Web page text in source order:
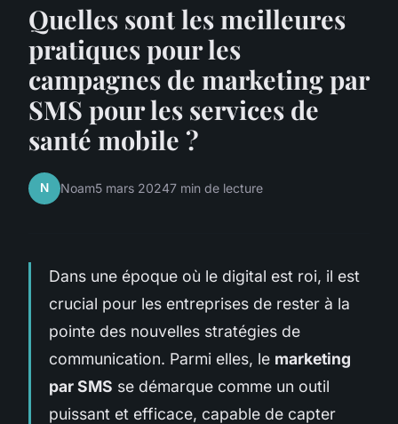
Quelles sont les meilleures
pratiques pour les
campagnes de marketing par
SMS pour les services de
santé mobile ?
N Noam5 mars 20247 min de lecture
Dans une époque où le digital est roi, il est
crucial pour les entreprises de rester à la
pointe des nouvelles stratégies de
communication. Parmi elles, le marketing
par SMS se démarque comme un outil
puissant et efficace, capable de capter